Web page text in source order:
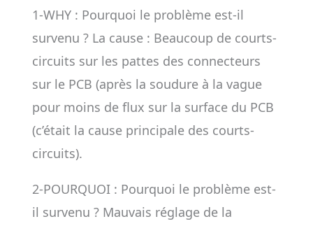
1-WHY : Pourquoi le problème est-il
survenu ? La cause : Beaucoup de courts-
circuits sur les pattes des connecteurs
sur le PCB (après la soudure à la vague
pour moins de flux sur la surface du PCB
(c’était la cause principale des courts-
circuits).
2-POURQUOI : Pourquoi le problème est-
il survenu ? Mauvais réglage de la